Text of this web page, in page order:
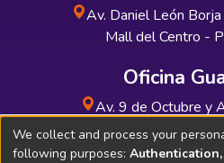
Av. Daniel León
Mall del Centro -
Oficina
Av. 9 de Octubre y
INDUAUTO -
We collect and process your
following purposes: